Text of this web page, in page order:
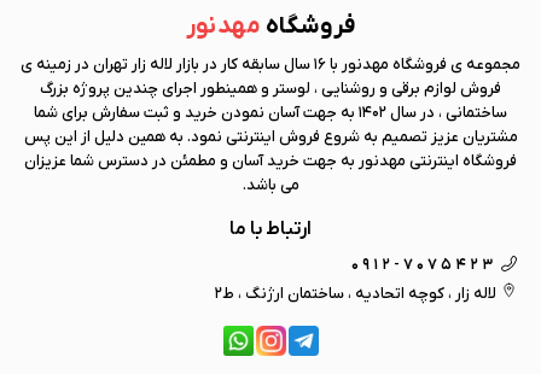
فروشگاه مهد نور
مجموعه ی فروشگاه مهد نور
با 16 سال سابقه کار در بازار لاله زار تهران در زمینه ی
فروش لوازم برقی و روشنایی ، لوستر و همینطور اجرای چندین پروژه بزرگ
ساختمانی ، در سال 1402 به جهت آسان نمودن خرید و ثبت سفارش برای شما
مشتریان عزیز تصمیم به شروع فروش اینترنتی نمود. به همین دلیل از این پس
فروشگاه اینترنتی مهد نور به جهت خرید آسان و مطمئن در دسترس شما عزیزان
می باشد.
ارتباط با ما
0912-7075423
لاله زار ، کوچه اتحادیه ، ساختمان ارژنگ ، ط2